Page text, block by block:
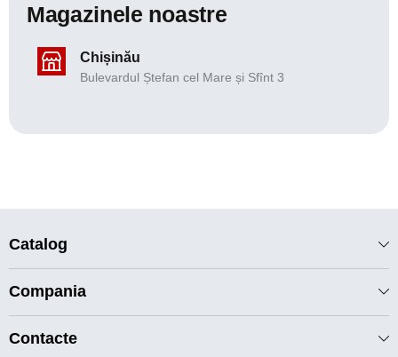
Magazinele noastre
Chișinău
Bulevardul Ștefan cel Mare și Sfînt 3
Catalog
Compania
Contacte